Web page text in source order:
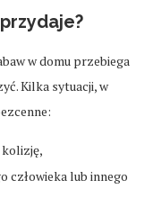
w domu przebiega
Kilka sytuacji, w
kolizję,
człowieka lub innego